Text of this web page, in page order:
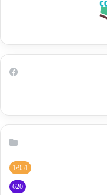
1٬951
620